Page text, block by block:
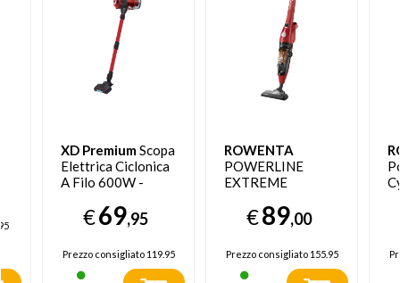
XD PremiumScopa
Elettrica Ciclonica
A Filo 600W -
Aspirabriciole
€69,95
Prezzo consigliato119.95
ROWENTA
POWERLINE
EXTREME
€89,00
Prezzo consigliato155.95